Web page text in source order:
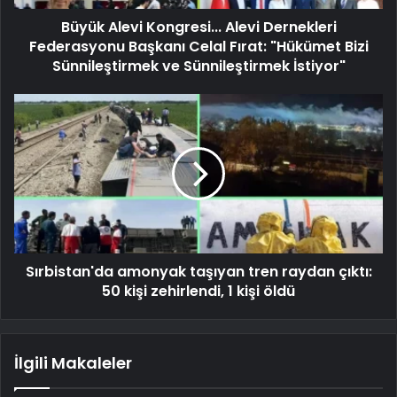
Büyük Alevi Kongresi... Alevi Dernekleri
Federasyonu Başkanı Celal Fırat: "Hükümet Bizi
Sünnileştirmek ve Sünnileştirmek İstiyor"
Sırbistan'da amonyak taşıyan tren raydan çıktı:
50 kişi zehirlendi, 1 kişi öldü
İlgili Makaleler